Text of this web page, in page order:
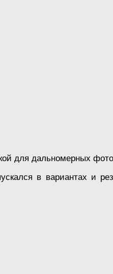
для дальномерных
в вариантах и